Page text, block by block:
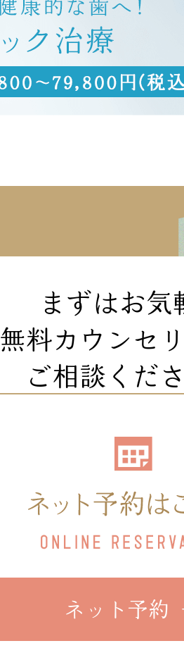
まずはお気
無料カウンセ
ご相談くだ
ネット予